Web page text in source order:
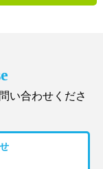
い合わせくださ